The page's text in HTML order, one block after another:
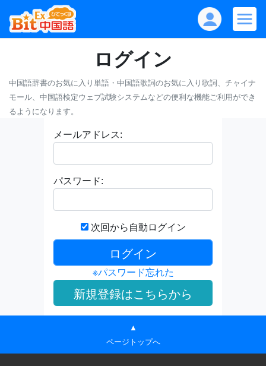
ログイン
中国語辞書のお気に入り単語・中国語歌詞のお気に入り歌詞、チャイナ
モール、中国語検定ウェブ試験システムなどの便利な機能ご利用ができ
るようになります。
メールアドレス:
パスワード:
次回から自動ログイン
※パスワード忘れた
▲
ページトップへ